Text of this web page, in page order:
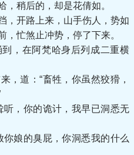
，稍后的，却是花倩如。
开路上来，山手伤人，势如
，忙煞止冲势，停了下来。
，在阿梵哈身后列成二重横
道：“畜牲，你虽然狡猾，
，你的诡计，我早已洞悉无
娘的臭屁，你洞悉我的什么